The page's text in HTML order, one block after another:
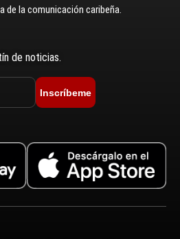
de la comunicación caribeña.
de noticias.
Inscríbeme